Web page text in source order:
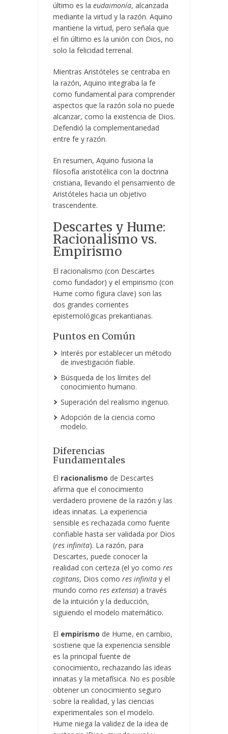
último es la eudaimonía, alcanzada
mediante la virtud y la razón. Aquino
mantiene la virtud, pero señala que
el fin último es la unión con Dios, no
solo la felicidad terrenal.
Mientras Aristóteles se centraba en
la razón, Aquino integraba la fe
como fundamental para comprender
aspectos que la razón sola no puede
alcanzar, como la existencia de Dios.
Defendió la complementariedad
entre fe y razón.
En resumen, Aquino fusiona la
filosofía aristotélica con la doctrina
cristiana, llevando el pensamiento de
Aristóteles hacia un objetivo
trascendente.
Descartes y Hume:
Racionalismo vs.
Empirismo
El racionalismo (con Descartes
como fundador) y el empirismo (con
Hume como figura clave) son las
dos grandes corrientes
epistemológicas prekantianas.
Puntos en Común
Interés por establecer un método
de investigación fiable.
Búsqueda de los límites del
conocimiento humano.
Superación del realismo ingenuo.
Adopción de la ciencia como
modelo.
Diferencias
Fundamentales
El racionalismo de Descartes
afirma que el conocimiento
verdadero proviene de la razón y las
ideas innatas. La experiencia
sensible es rechazada como fuente
confiable hasta ser validada por Dios
(res infinita). La razón, para
Descartes, puede conocer la
realidad con certeza (el yo como res
cogitans, Dios como res infinita y el
mundo como res extensa) a través
de la intuición y la deducción,
siguiendo el modelo matemático.
El empirismo de Hume, en cambio,
sostiene que la experiencia sensible
es la principal fuente de
conocimiento, rechazando las ideas
innatas y la metafísica. No es posible
obtener un conocimiento seguro
sobre la realidad, y las ciencias
experimentales son el modelo.
Hume niega la validez de la idea de